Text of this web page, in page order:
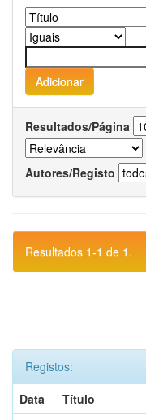
Resultados/Página
Autores/Registo
Resultados 1-1 de 1.
Registos:
Data
Título